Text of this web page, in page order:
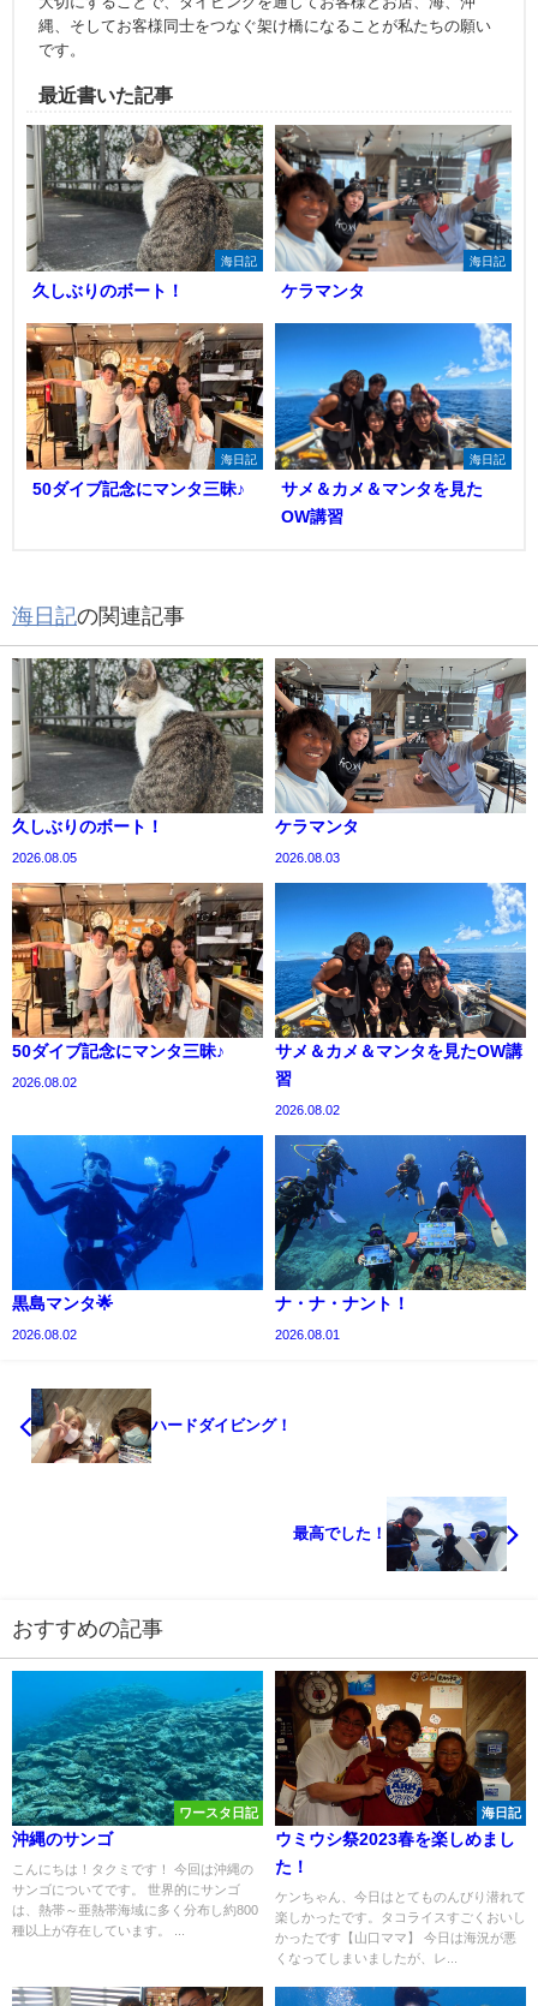
縄、そしてお客様同士をつなぐ架け橋になることが私たちの願い
です。
最近書いた記事
海日記
久しぶりのボート！
海日記
ケラマンタ
海日記
50ダイブ記念にマンタ三昧♪
海日記
サメ＆カメ＆マンタを見た
OW講習
海日記の関連記事
久しぶりのボート！
2026.08.05
ケラマンタ
2026.08.03
50ダイブ記念にマンタ三昧♪
2026.08.02
サメ＆カメ＆マンタを見たOW講
習
2026.08.02
黒島マンタ🌟
2026.08.02
ナ・ナ・ナント！
2026.08.01
ハードダイビング！
最高でした！
おすすめの記事
ワースタ日記
沖縄のサンゴ
こんにちは！タクミです！ 今回は沖縄の
サンゴについてです。 世界的にサンゴ
は、熱帯～亜熱帯海域に多く分布し約800
種以上が存在しています。 ...
海日記
ウミウシ祭2023春を楽しめまし
た！
ケンちゃん、今日はとてものんびり潜れて
楽しかったです。タコライスすごくおいし
かったです【山口ママ】 今日は海況が悪
くなってしまいましたが、レ...